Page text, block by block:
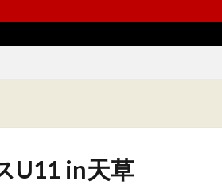
U11 in天草